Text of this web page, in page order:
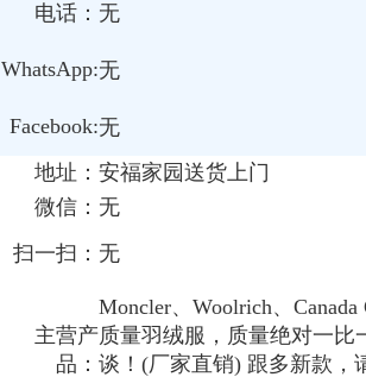
电话： 无
WhatsApp:无
Facebook:无
地址： 安福家园送货上门
微信： 无
扫一扫： 无
主营产
品：
Moncler、Woolrich、Canada
质量羽绒服，质量绝对一比
谈！(厂家直销) 跟多新款，